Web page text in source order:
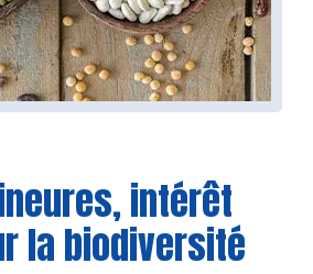
intérêt
la biodiversité